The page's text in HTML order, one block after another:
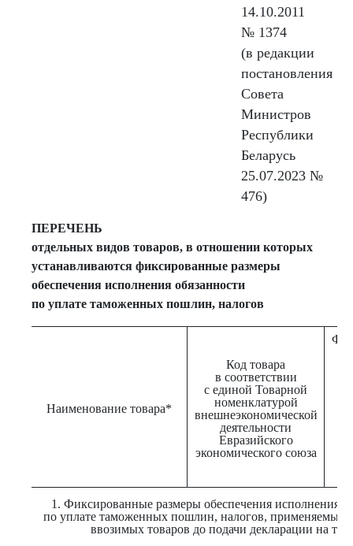
14.10.2011
№ 1374
(в редакции
постановления
Совета
Министров
Республики
Беларусь
25.07.2023 №
476)
ПЕРЕЧЕНЬ
отдельных видов товаров, в отношении которых
устанавливаются фиксированные размеры
обеспечения исполнения обязанности
по уплате таможенных пошлин, налогов
Наименование товара*
Код товара
в соответствии
с единой Товарной
номенклатурой
внешнеэкономической
деятельности
Евразийского
экономического союза
1. Фиксированные размеры обеспечения исполнения
по уплате таможенных пошлин, налогов, применяемые
ввозимых товаров до подачи декларации на